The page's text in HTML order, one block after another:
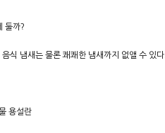
둘까?
식 냄새는 물론 쾌쾌한 냄새까지 없앨 수 있다.
용설란